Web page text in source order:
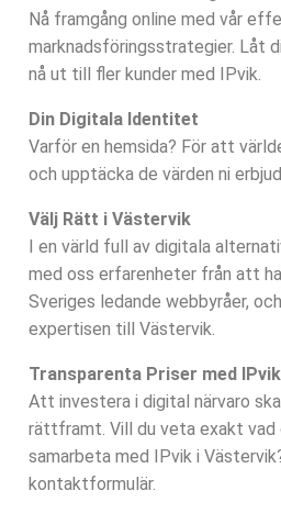
Nå framgång online med vår
marknadsföringsstrategier. Låt
nå ut till fler kunder med IPvik.
Din Digitala Identitet
Varför en hemsida? För att
och upptäcka de värden ni
Välj Rätt i Västervik
I en värld full av digitala
med oss erfarenheter från att
Sveriges ledande webbyråer,
expertisen till Västervik.
Transparenta Priser med IPvik
Att investera i digital närvaro
rättframt. Vill du veta exakt
samarbeta med IPvik i
kontaktformulär.